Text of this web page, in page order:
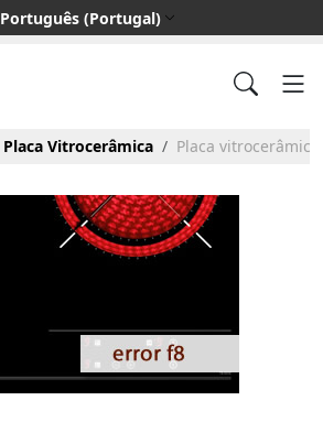
Português (Portugal)
Placa Vitrocerâmica Placa vitrocerâmica